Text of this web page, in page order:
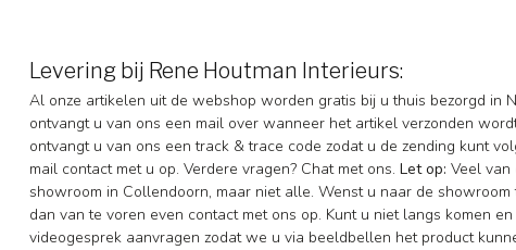
Levering bij Rene Houtman Interieurs:
Al onze artikelen uit de webshop worden gratis bij u thuis bezorgd in
ontvangt u van ons een mail over wanneer het artikel verzonden
ontvangt u van ons een track & trace code zodat u de zending kunt
mail contact met u op. Verdere vragen? Chat met ons. Let op: Veel van
showroom in Collendoorn, maar niet alle. Wenst u naar de
dan van te voren even contact met ons op. Kunt u niet langs komen
videogesprek aanvragen zodat we u via beeldbellen het product